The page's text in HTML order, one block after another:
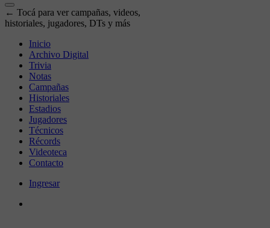
← Tocá para ver campañas, videos,
historiales, jugadores, DTs y más
Inicio
Archivo Digital
Trivia
Notas
Campañas
Historiales
Estadios
Jugadores
Técnicos
Récords
Videoteca
Contacto
Ingresar